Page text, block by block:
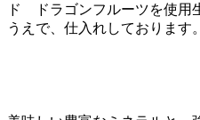
ド ドラゴンフルーツを使用
うえで、仕入れしております。